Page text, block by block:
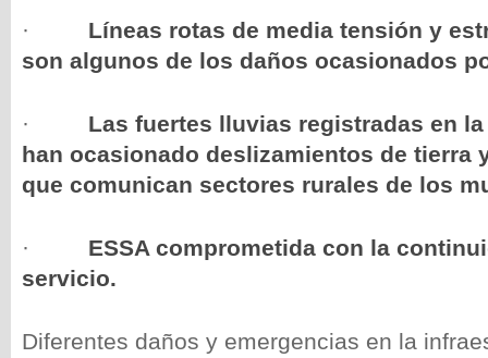
· Líneas rotas de media tensión y
son algunos de los daños ocasionados
· Las fuertes lluvias registradas en
han ocasionado deslizamientos de tierra
que comunican sectores rurales de los
· ESSA comprometida con la
servicio.
Diferentes daños y emergencias en la